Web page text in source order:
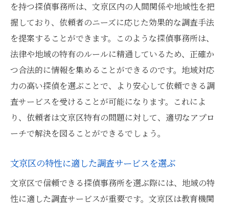
を持つ探偵事務所は、文京区内の人間関係や地域性を把
握しており、依頼者のニーズに応じた効果的な調査手法
を提案することができます。このような探偵事務所は、
法律や地域の特有のルールに精通しているため、正確か
つ合法的に情報を集めることができるのです。地域対応
力の高い探偵を選ぶことで、より安心して依頼できる調
査サービスを受けることが可能になります。これによ
り、依頼者は文京区特有の問題に対して、適切なアプロ
ーチで解決を図ることができるでしょう。
文京区の特性に適した調査サービスを選ぶ
文京区で信頼できる探偵事務所を選ぶ際には、地域の特
性に適した調査サービスが重要です。文京区は教育機関